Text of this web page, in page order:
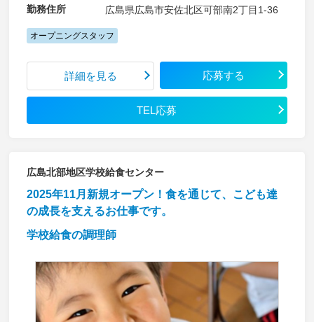
勤務住所 広島県広島市安佐北区可部南2丁目1-36
オープニングスタッフ
詳細を見る 応募する
TEL応募
広島北部地区学校給食センター
2025年11月新規オープン！食を通じて、こども達
の成長を支えるお仕事です。
学校給食の調理師